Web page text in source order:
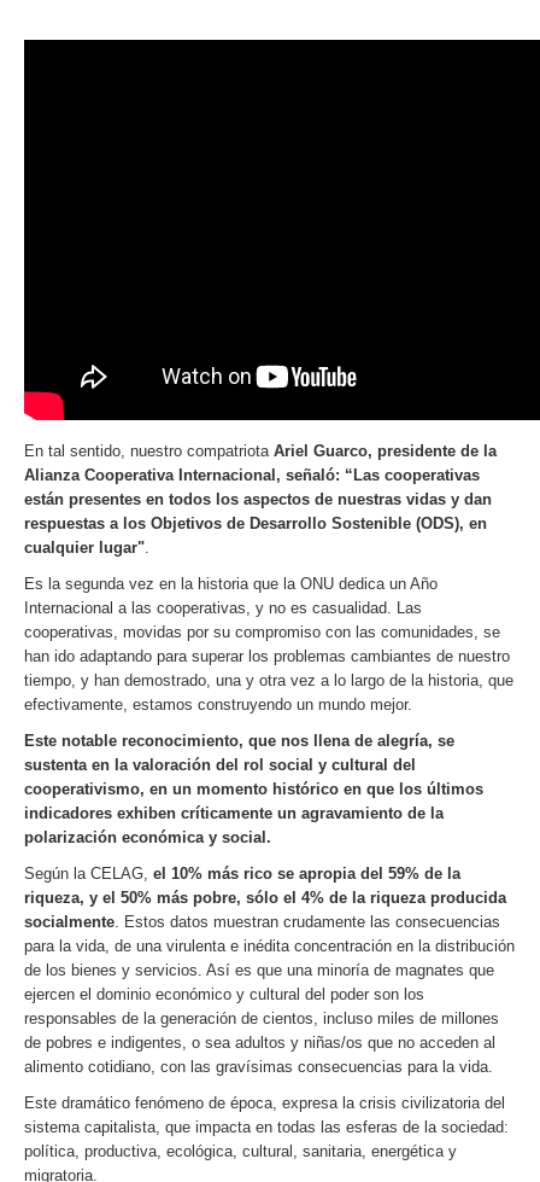
En tal sentido, nuestro compatriota Ariel Guarco, presidente de la
Alianza Cooperativa Internacional, señaló: “Las cooperativas
están presentes en todos los aspectos de nuestras vidas y dan
respuestas a los Objetivos de Desarrollo Sostenible (ODS), en
cualquier lugar".
Es la segunda vez en la historia que la ONU dedica un Año
Internacional a las cooperativas, y no es casualidad. Las
cooperativas, movidas por su compromiso con las comunidades, se
han ido adaptando para superar los problemas cambiantes de nuestro
tiempo, y han demostrado, una y otra vez a lo largo de la historia, que
efectivamente, estamos construyendo un mundo mejor.
Este notable reconocimiento, que nos llena de alegría, se
sustenta en la valoración del rol social y cultural del
cooperativismo, en un momento histórico en que los últimos
indicadores exhiben críticamente un agravamiento de la
polarización económica y social.
Según la CELAG, el 10% más rico se apropia del 59% de la
riqueza, y el 50% más pobre, sólo el 4% de la riqueza producida
socialmente. Estos datos muestran crudamente las consecuencias
para la vida, de una virulenta e inédita concentración en la distribución
de los bienes y servicios. Así es que una minoría de magnates que
ejercen el dominio económico y cultural del poder son los
responsables de la generación de cientos, incluso miles de millones
de pobres e indigentes, o sea adultos y niñas/os que no acceden al
alimento cotidiano, con las gravísimas consecuencias para la vida.
Este dramático fenómeno de época, expresa la crisis civilizatoria del
sistema capitalista, que impacta en todas las esferas de la sociedad:
política, productiva, ecológica, cultural, sanitaria, energética y
migratoria.